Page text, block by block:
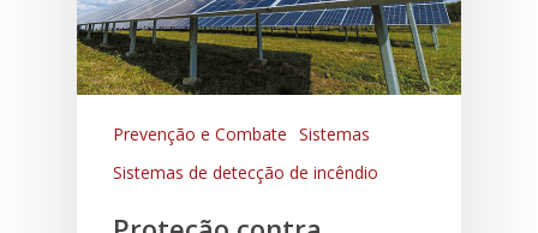
Prevenção e Combate Sistemas
Sistemas de detecção de incêndio